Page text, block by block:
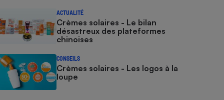
ACTUALITÉ
Crèmes solaires - Le bilan
désastreux des plateformes
chinoises
CONSEILS
Crèmes solaires - Les logos à la
loupe